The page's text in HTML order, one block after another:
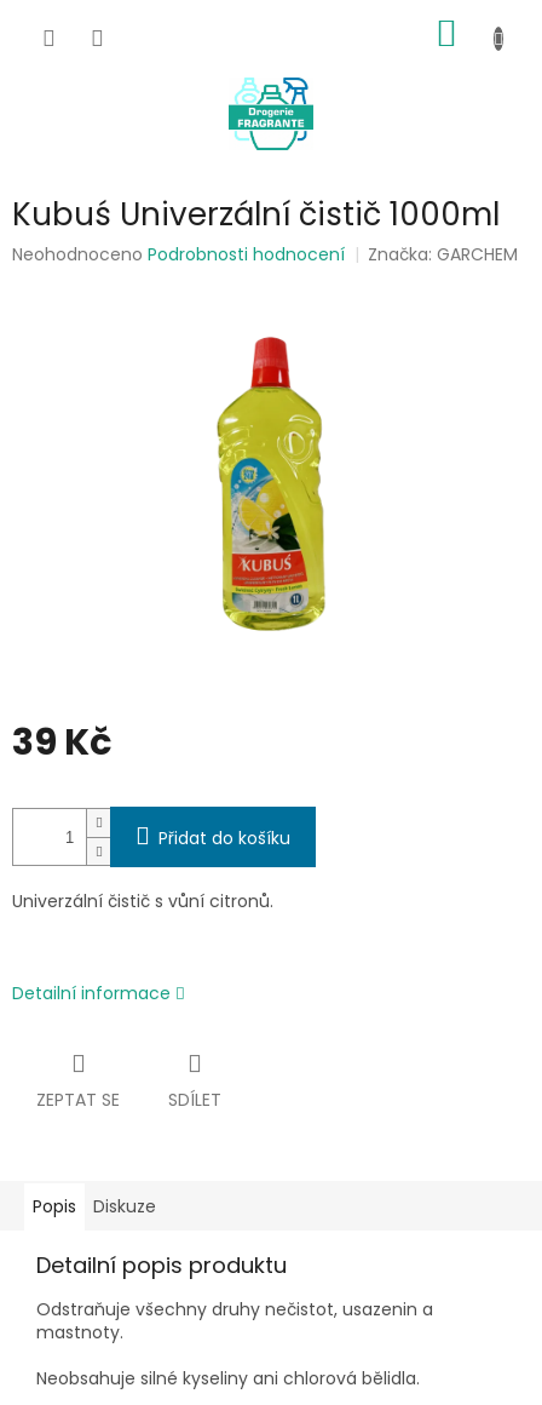
KOŠÍK
Kubuś Univerzální čistič 1000ml
Průměrné
Neohodnoceno Podrobnosti hodnocení Značka:GARCHEM
39 Kč
cena:
Přidat do košíku
Univerzální čistič s vůní citronů.
Detailní informace
ZEPTAT SE SDÍLET
Popis Diskuze
Detailní popis produktu
Odstraňuje všechny druhy nečistot, usazenin a
mastnoty.
Neobsahuje silné kyseliny ani chlorová bělidla.